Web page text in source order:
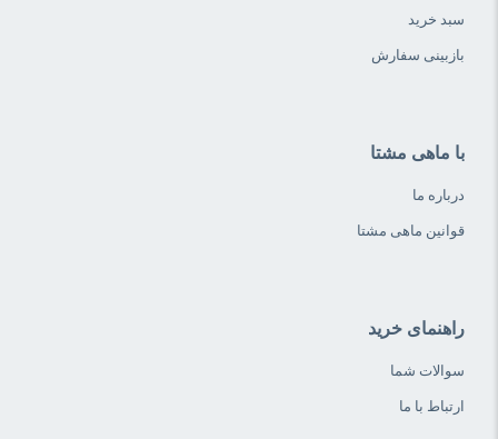
سبد خرید
بازبینی سفارش
با ماهی مشتا
درباره ما
قوانین ماهی مشتا
راهنمای خرید
سوالات شما
ارتباط با ما